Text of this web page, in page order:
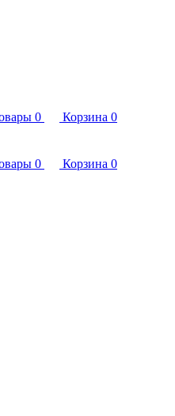
0 Корзина 0
0 Корзина 0